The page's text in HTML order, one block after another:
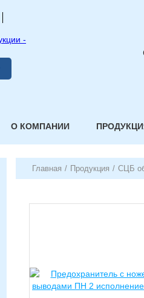
О КОМПАНИИ
Главная / Продукция / СЦБ